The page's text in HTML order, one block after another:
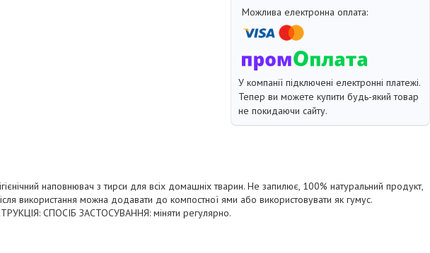
У компанії підключені електронні платежі.
Тепер ви можете купити будь-який товар
не покидаючи сайту.
наповнювач з тирси для всіх домашніх тварин. Не запилює, 100% натуральний продукт,
використання можна додавати до компостної ями або використовувати як гумус.
СПОСІБ ЗАСТОСУВАННЯ: міняти регулярно.